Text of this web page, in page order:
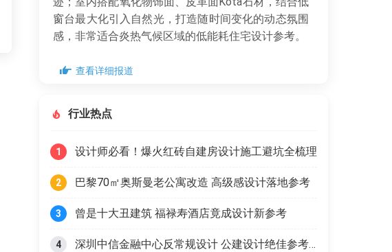
窗台最大化引入自然光，打造随时间变化的动态氛围
感，非常适合炎热气候区域的低能耗住宅设计参考。
查看详细报道
行业热点
1 设计师必看！爆火红砖自建房设计施工避坑全梳理
2 巴黎70㎡奥斯曼老公寓改造 高级感设计落地参考
3 曾是十大丑建筑 福禄寿酒店竟成设计新参考
4 深圳中信金融中心反常规设计 公建设计绝佳参考范本